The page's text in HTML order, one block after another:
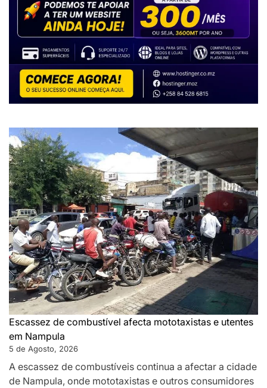
Escassez de combustível afecta mototaxistas e utentes
em Nampula
5 de Agosto, 2026
A escassez de combustíveis continua a afectar a cidade
de Nampula, onde mototaxistas e outros consumidores